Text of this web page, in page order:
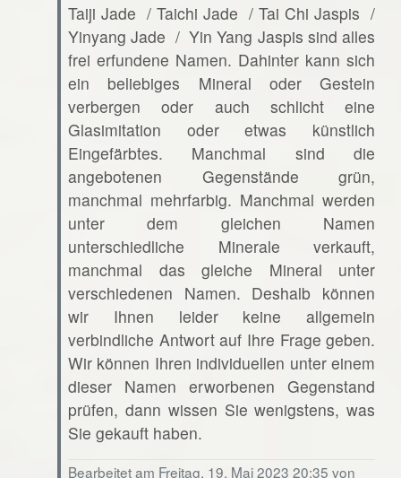
Taiji Jade / Taichi Jade / Tai Chi Jaspis /
Yinyang Jade / Yin Yang Jaspis sind alles
frei erfundene Namen. Dahinter kann sich
ein beliebiges Mineral oder Gestein
verbergen oder auch schlicht eine
Glasimitation oder etwas künstlich
Eingefärbtes. Manchmal sind die
angebotenen Gegenstände grün,
manchmal mehrfarbig. Manchmal werden
unter dem gleichen Namen
unterschiedliche Minerale verkauft,
manchmal das gleiche Mineral unter
verschiedenen Namen. Deshalb können
wir Ihnen leider keine allgemein
verbindliche Antwort auf Ihre Frage geben.
Wir können Ihren individuellen unter einem
dieser Namen erworbenen Gegenstand
prüfen, dann wissen Sie wenigstens, was
Sie gekauft haben.
Bearbeitet am Freitag, 19. Mai 2023 20:35 von